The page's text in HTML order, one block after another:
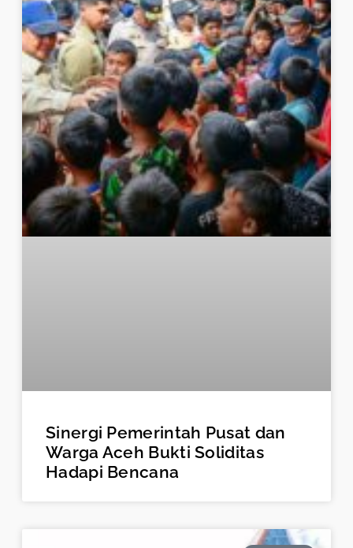
Sinergi Pemerintah Pusat dan
Warga Aceh Bukti Soliditas
Hadapi Bencana